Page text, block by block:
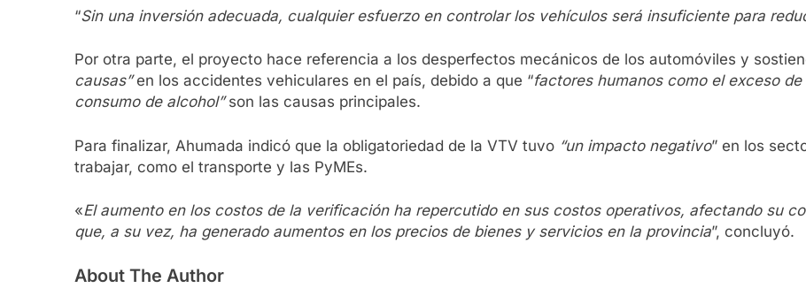
“Sin una inversión adecuada, cualquier esfuerzo en controlar los vehículos será insuficiente para
Por otra parte, el proyecto hace referencia a los desperfectos mecánicos de los automóviles y
causas”en los accidentes vehiculares en el país, debido a que “factores humanos como el exceso
consumo de alcohol”son las causas principales.
Para finalizar, Ahumada indicó que la obligatoriedad de la VTV tuvo “un impacto negativo” en los
trabajar, como el transporte y las PyMEs.
«El aumento en los costos de la verificación ha repercutido en sus costos operativos, afectando su
que, a su vez, ha generado aumentos en los precios de bienes y servicios en la provincia”, concluyó.
About The Author